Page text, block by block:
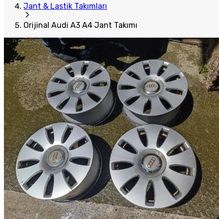
Jant & Lastik Takımları
Orijinal Audi A3 A4 Jant Takımı